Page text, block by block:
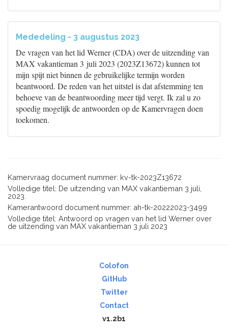
Mededeling - 3 augustus 2023
De vragen van het lid Werner (CDA) over de uitzending van
MAX vakantieman 3 juli 2023 (2023Z13672) kunnen tot
mijn spijt niet binnen de gebruikelijke termijn worden
beantwoord. De reden van het uitstel is dat afstemming ten
behoeve van de beantwoording meer tijd vergt. Ik zal u zo
spoedig mogelijk de antwoorden op de Kamervragen doen
toekomen.
Kamervraag document nummer: kv-tk-2023Z13672
Volledige titel: De uitzending van MAX vakantieman 3 juli,
2023.
Kamerantwoord document nummer: ah-tk-20222023-3499
Volledige titel: Antwoord op vragen van het lid Werner over
de uitzending van MAX vakantieman 3 juli 2023
Colofon
GitHub
Twitter
Contact
v1.2b1